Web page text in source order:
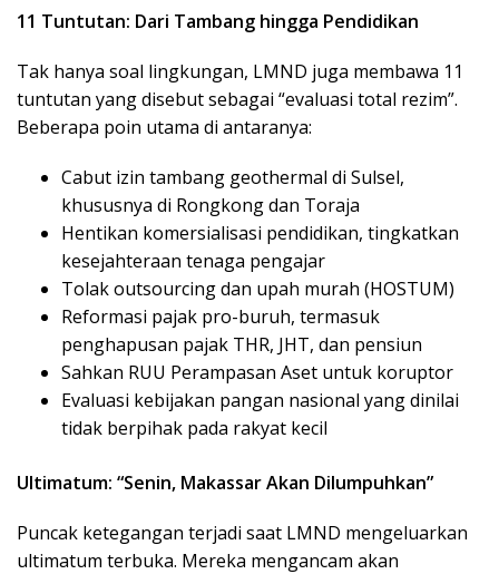
11 Tuntutan: Dari Tambang hingga Pendidikan
Tak hanya soal lingkungan, LMND juga membawa 11
tuntutan yang disebut sebagai “evaluasi total rezim”.
Beberapa poin utama di antaranya:
Cabut izin tambang geothermal di Sulsel,
khususnya di Rongkong dan Toraja
Hentikan komersialisasi pendidikan, tingkatkan
kesejahteraan tenaga pengajar
Tolak outsourcing dan upah murah (HOSTUM)
Reformasi pajak pro-buruh, termasuk
penghapusan pajak THR, JHT, dan pensiun
Sahkan RUU Perampasan Aset untuk koruptor
Evaluasi kebijakan pangan nasional yang dinilai
tidak berpihak pada rakyat kecil
Ultimatum: “Senin, Makassar Akan Dilumpuhkan”
Puncak ketegangan terjadi saat LMND mengeluarkan
ultimatum terbuka. Mereka mengancam akan